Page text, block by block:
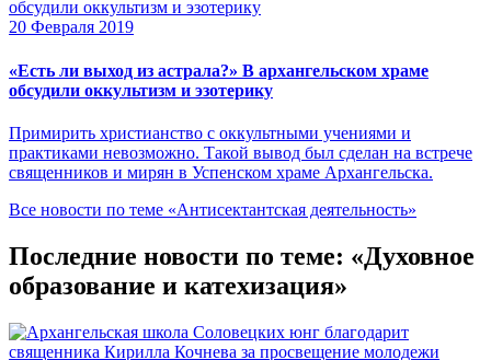
20 Февраля 2019
«Есть ли выход из астрала?» В архангельском храме
обсудили оккультизм и эзотерику
Примирить христианство с оккультными учениями и
практиками невозможно. Такой вывод был сделан на встрече
священников и мирян в Успенском храме Архангельска.
Все новости по теме «Антисектантская деятельность»
Последние новости по теме: «Духовное
образование и катехизация»